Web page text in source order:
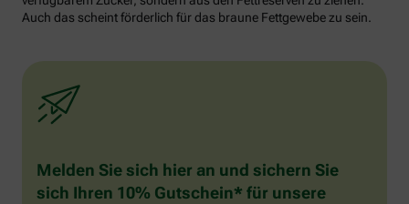
Auch das scheint förderlich für das braune Fettgewebe zu sein.
Melden Sie sich hier an und sichern Sie
sich Ihren 10% Gutschein* für unsere